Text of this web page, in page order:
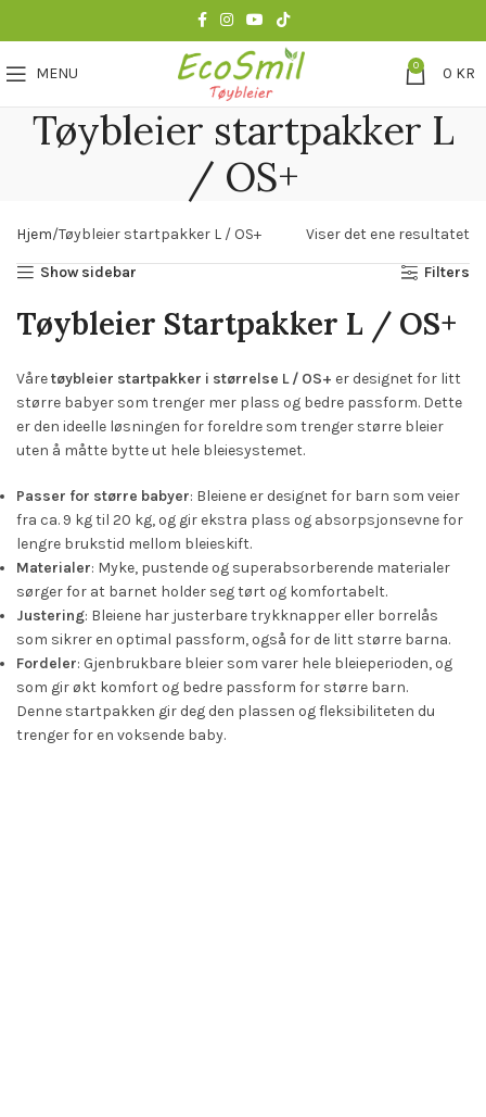
MENU 0 0 KR
Tøybleier startpakker L
/ OS+
Hjem Tøybleier startpakker L / OS+ Viser det ene resultatet
Show sidebar Filters
Tøybleier Startpakker L / OS+
Våretøybleier startpakker i størrelse L / OS+ er designet for litt
større babyer som trenger mer plass og bedre passform. Dette
er den ideelle løsningen for foreldre som trenger større bleier
uten å måtte bytte ut hele bleiesystemet.
Passer for større babyer: Bleiene er designet for barn som veier
fra ca. 9 kg til 20 kg, og gir ekstra plass og absorpsjonsevne for
lengre brukstid mellom bleieskift.
Materialer: Myke, pustende og superabsorberende materialer
sørger for at barnet holder seg tørt og komfortabelt.
Justering: Bleiene har justerbare trykknapper eller borrelås
som sikrer en optimal passform, også for de litt større barna.
Fordeler: Gjenbrukbare bleier som varer hele bleieperioden, og
som gir økt komfort og bedre passform for større barn.
Denne startpakken gir deg den plassen og fleksibiliteten du
trenger for en voksende baby.